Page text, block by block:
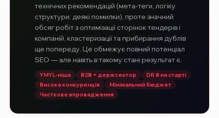
технічних рекомендацій (мета-теги, логіку
структури, деякі помилки), проте значний
обсяг робіт з оптимізації сторінок тендерів і
компаній, кластеризації та прибирання дублів
ще попереду. Це обмежує повний потенціал
SEO — але навіть в такому стані результат є.
YMYL-ніша B2B + держсектор
DR 8 на старті
Висока конкуренція
Мінімальний бюджет
Часткове впровадження